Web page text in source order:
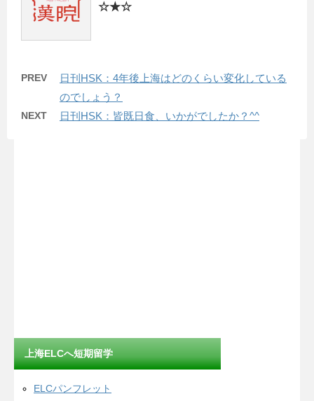
☆★☆
PREV
日刊HSK：4年後上海はどのくらい変化している
のでしょう？
NEXT 日刊HSK：皆既日食、いかがでしたか？^^
上海ELCへ短期留学
ELCパンフレット